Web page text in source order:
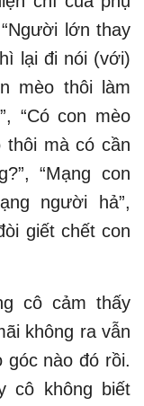
lớn thay
lại đi nói (với)
mèo thôi làm
“Có con mèo
thôi mà có cần
“Mạng con
người hả”,
giết chết con
cô cảm thấy
không ra vẫn
góc nào đó rồi.
cô không biết